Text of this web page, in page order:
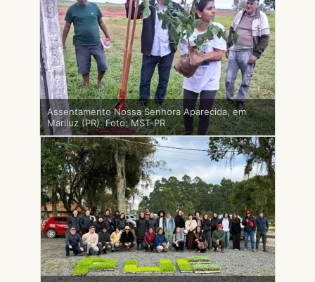
Assentamento Nossa Senhora Aparecida, em
Mariluz (PR). Foto: MST-PR